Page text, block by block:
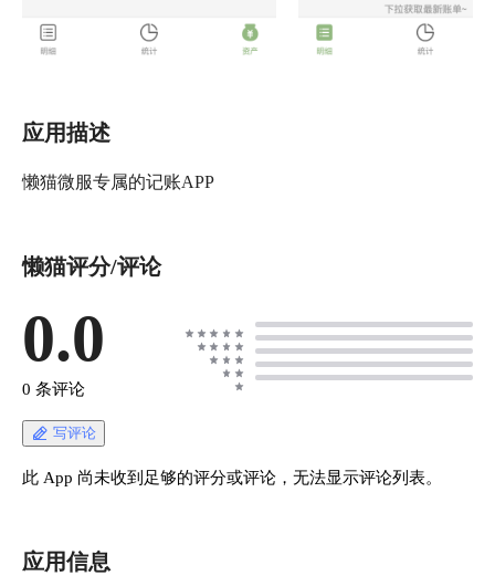
应用描述
懒猫微服专属的记账APP
懒猫评分/评论
0.0
0 条评论
写评论
此 App 尚未收到足够的评分或评论，无法显示评论列表。
应用信息